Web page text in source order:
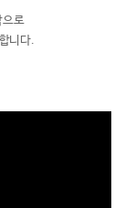
으로
니다.